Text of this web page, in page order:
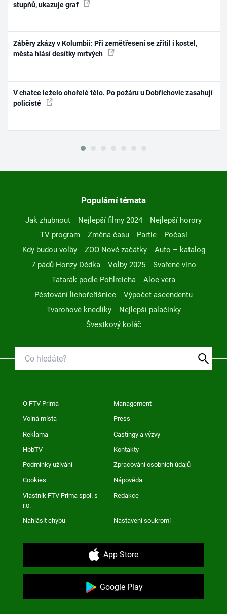
stupňů, ukazuje graf
Záběry zkázy v Kolumbii: Při zemětřesení se zřítil i kostel,
města hlásí desítky mrtvých
V chatce leželo ohořelé tělo. Po požáru u Dobřichovic zasahují
policisté
Populární témata
Jak zhubnout Nejlepší filmy 2024
Nejlepší horory
TV program
Změna času Partie
Počasí
Kdy budou volby
ZOO Nové začátky
Auto – katalog
7 pádů Honzy Dědka
Volby 2025
Svařené víno
Tatarák podle Pohlreicha
Aloe vera
Pěstování lichořeřišnice
Výpočet ascendentu
Tvarohové knedlíky
Nejlepší palačinky
Švestkový koláč
O FTV Prima Management
Volná místa Press
Reklama Castingy a výzvy
HbbTV Kontakty
Podmínky užívání Zpracování osobních údajů
Cookies Nápověda
Vlastník FTV Prima spol. s
r.o.
Redakce
Nahlásit chybu Nastavení soukromí
App Store
Google Play